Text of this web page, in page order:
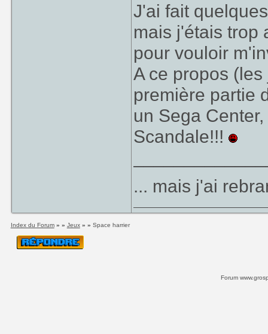
J'ai fait
mais j'étais trop
pour vouloir
A ce propos
première partie
un Sega
Scandale!!!
... mais j'ai
Index du Forum» » Jeux» » Space harrier
Forum